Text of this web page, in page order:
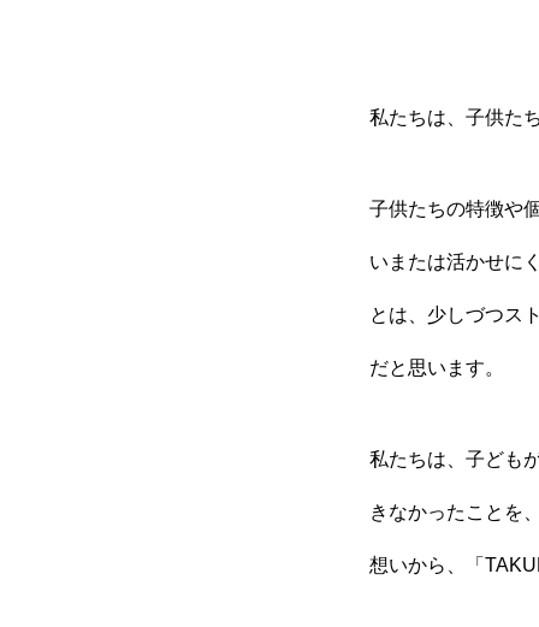
私たちは、子供た
子供たちの特徴や
いまたは活かせに
とは、少しづつス
だと思います。
私たちは、子ども
きなかったことを
想いから、「